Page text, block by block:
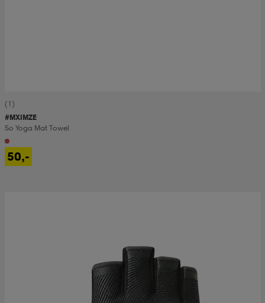
(1)
#MXIMZE
So Yoga Mat Towel
50,-